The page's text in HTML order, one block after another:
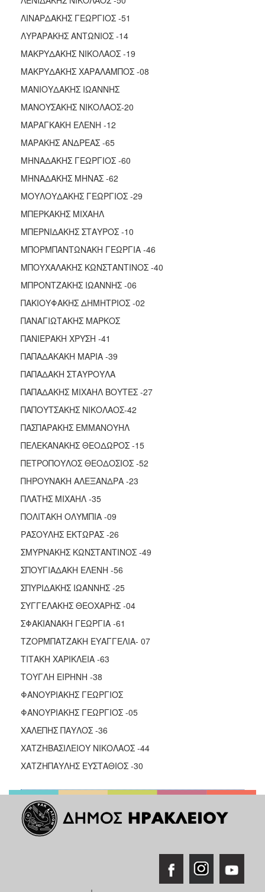
ΛΙΝΑΡΔΑΚΗΣ ΓΕΩΡΓΙΟΣ -51
ΛΥΡΑΡΑΚΗΣ ΑΝΤΩΝΙΟΣ -14
ΜΑΚΡΥΔΑΚΗΣ ΝΙΚΟΛΑΟΣ -19
ΜΑΚΡΥΔΑΚΗΣ ΧΑΡΑΛΑΜΠΟΣ -08
ΜΑΝΙΟΥΔΑΚΗΣ ΙΩΑΝΝΗΣ
ΜΑΝΟΥΣΑΚΗΣ ΝΙΚΟΛΑΟΣ-20
ΜΑΡΑΓΚΑΚΗ ΕΛΕΝΗ -12
ΜΑΡΑΚΗΣ ΑΝΔΡΕΑΣ -65
ΜΗΝΑΔΑΚΗΣ ΓΕΩΡΓΙΟΣ -60
ΜΗΝΑΔΑΚΗΣ ΜΗΝΑΣ -62
ΜΟΥΛΟΥΔΑΚΗΣ ΓΕΩΡΓΙΟΣ -29
ΜΠΕΡΚΑΚΗΣ ΜΙΧΑΗΛ
ΜΠΕΡΝΙΔΑΚΗΣ ΣΤΑΥΡΟΣ -10
ΜΠΟΡΜΠΑΝΤΩΝΑΚΗ ΓΕΩΡΓΙΑ -46
ΜΠΟΥΧΑΛΑΚΗΣ ΚΩΝΣΤΑΝΤΙΝΟΣ -40
ΜΠΡΟΝΤΖΑΚΗΣ ΙΩΑΝΝΗΣ -06
ΠΑΚΙΟΥΦΑΚΗΣ ΔΗΜΗΤΡΙΟΣ -02
ΠΑΝΑΓΙΩΤΑΚΗΣ ΜΑΡΚΟΣ
ΠΑΝΙΕΡΑΚΗ ΧΡΥΣΗ -41
ΠΑΠΑΔΑΚΑΚΗ ΜΑΡΙΑ -39
ΠΑΠΑΔΑΚΗ ΣΤΑΥΡΟΥΛΑ
ΠΑΠΑΔΑΚΗΣ ΜΙΧΑΗΛ ΒΟΥΤΕΣ -27
ΠΑΠΟΥΤΣΑΚΗΣ ΝΙΚΟΛΑΟΣ-42
ΠΑΣΠΑΡΑΚΗΣ ΕΜΜΑΝΟΥΗΛ
ΠΕΛΕΚΑΝΑΚΗΣ ΘΕΟΔΩΡΟΣ -15
ΠΕΤΡΟΠΟΥΛΟΣ ΘΕΟΔΟΣΙΟΣ -52
ΠΗΡΟΥΝΑΚΗ ΑΛΕΞΑΝΔΡΑ -23
ΠΛΑΤΗΣ ΜΙΧΑΗΛ -35
ΠΟΛΙΤΑΚΗ ΟΛΥΜΠΙΑ -09
ΡΑΣΟΥΛΗΣ ΕΚΤΩΡΑΣ -26
ΣΜΥΡΝΑΚΗΣ ΚΩΝΣΤΑΝΤΙΝΟΣ -49
ΣΠΟΥΓΙΑΔΑΚΗ ΕΛΕΝΗ -56
ΣΠΥΡΙΔΑΚΗΣ ΙΩΑΝΝΗΣ -25
ΣΥΓΓΕΛΑΚΗΣ ΘΕΟΧΑΡΗΣ -04
ΣΦΑΚΙΑΝΑΚΗ ΓΕΩΡΓΙΑ -61
ΤΖΟΡΜΠΑΤΖΑΚΗ ΕΥΑΓΓΕΛΙΑ- 07
ΤΙΤΑΚΗ ΧΑΡΙΚΛΕΙΑ -63
ΤΟΥΓΛΗ ΕΙΡΗΝΗ -38
ΦΑΝΟΥΡΙΑΚΗΣ ΓΕΩΡΓΙΟΣ
ΦΑΝΟΥΡΙΑΚΗΣ ΓΕΩΡΓΙΟΣ -05
ΧΑΛΕΠΗΣ ΠΑΥΛΟΣ -36
ΧΑΤΖΗΒΑΣΙΛΕΙΟΥ ΝΙΚΟΛΑΟΣ -44
ΧΑΤΖΗΠΑΥΛΗΣ ΕΥΣΤΑΘΙΟΣ -30